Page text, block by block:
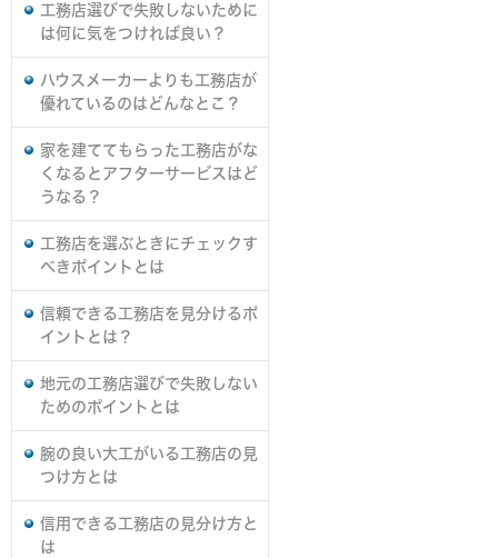
工務店選びで失敗しないために
は何に気をつければ良い？
ハウスメーカーよりも工務店が
優れているのはどんなとこ？
家を建ててもらった工務店がな
くなるとアフターサービスはど
うなる？
工務店を選ぶときにチェックす
べきポイントとは
信頼できる工務店を見分けるポ
イントとは？
地元の工務店選びで失敗しない
ためのポイントとは
腕の良い大工がいる工務店の見
つけ方とは
信用できる工務店の見分け方と
は